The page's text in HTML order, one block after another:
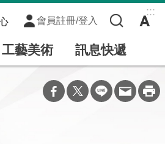
:::
會員註冊/登入
工藝美術 訊息快遞